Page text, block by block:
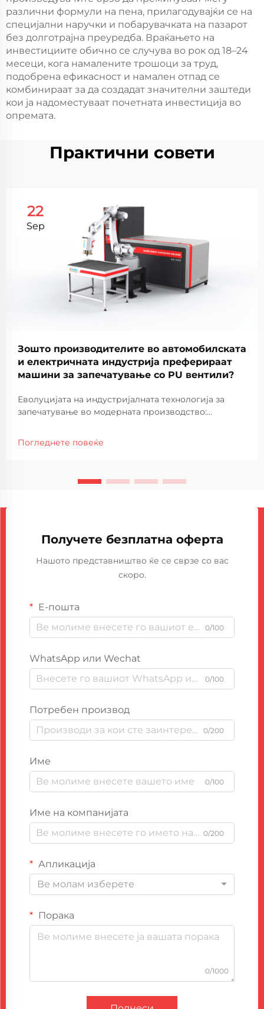
различни формули на пена, прилагодувајќи се на
специјални наручки и побарувачката на пазарот
без долготрајна преуредба. Враќањето на
инвестициите обично се случува во рок од 18–24
месеци, кога намалените трошоци за труд,
подобрена ефикасност и намален отпад се
комбинираат за да создадат значителни заштеди
кои ја надоместуваат почетната инвестиција во
опремата.
Практични совети
22
Sep
Зошто производителите во автомобилската
и електричната индустрија преферираат
машини за запечатување со PU вентили?
Еволуцијата на индустријалната технологија за
запечатување во модерната производство:
трансформации во последните децении, при што
Погледнете повеќе
Получете безплатна оферта
Нашото представништво ќе се сврзе со вас
скоро.
Е-пошта
0/100
WhatsApp или Wechat
0/100
Потребен производ
0/200
Име
0/100
Име на компанијата
0/200
Апликација
Ве молам изберете
Порака
0/1000